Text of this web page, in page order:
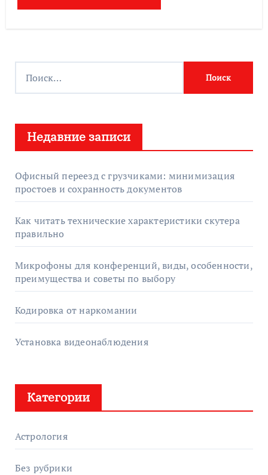
:
Недавние записи
Офисный переезд с грузчиками: минимизация
простоев и сохранность документов
Как читать технические характеристики скутера
правильно
Микрофоны для конференций, виды, особенности,
преимущества и советы по выбору
Кодировка от наркомании
Установка видеонаблюдения
Категории
Астрология
Без рубрики